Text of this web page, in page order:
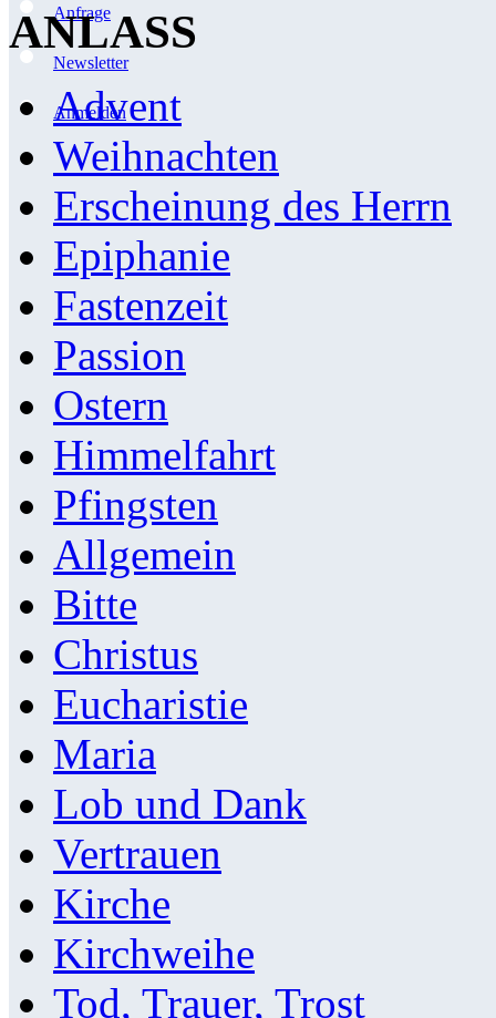
Anfrage
Newsletter
Anmelden
ANLASS
Advent
Weihnachten
Erscheinung des Herrn
Epiphanie
Fastenzeit
Passion
Ostern
Himmelfahrt
Pfingsten
Allgemein
Bitte
Christus
Eucharistie
Maria
Lob und Dank
Vertrauen
Kirche
Kirchweihe
Tod, Trauer, Trost